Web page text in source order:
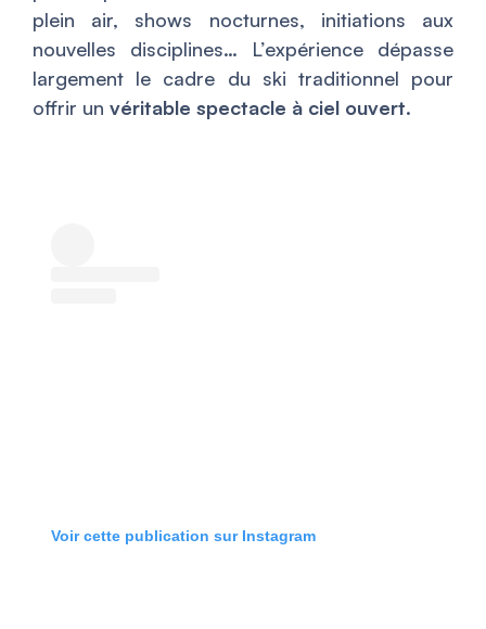
plein air, shows nocturnes, initiations aux
nouvelles disciplines… L’expérience dépasse
largement le cadre du ski traditionnel pour
offrir un véritable spectacle à ciel ouvert.
Voir cette publication sur Instagram